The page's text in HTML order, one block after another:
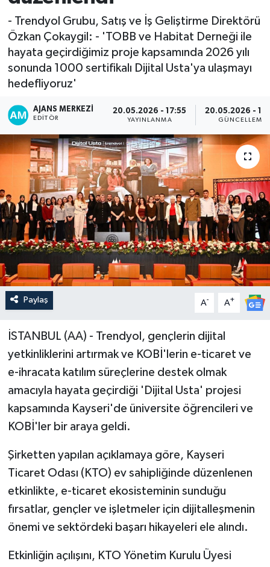
- Trendyol Grubu, Satış ve İş Geliştirme Direktörü
Özkan Çokaygil: - 'TOBB ve Habitat Derneği ile
hayata geçirdiğimiz proje kapsamında 2026 yılı
sonunda 1000 sertifikalı Dijital Usta'ya ulaşmayı
hedefliyoruz'
AJANS MERKEZI
EDITÖR
20.05.2026 - 17:55
YAYINLANMA
20.05.2026 -
GÜNCELLEME
Paylaş A- A+
İSTANBUL (AA) - Trendyol, gençlerin dijital
yetkinliklerini artırmak ve KOBİ'lerin e-ticaret ve
e-ihracata katılım süreçlerine destek olmak
amacıyla hayata geçirdiği 'Dijital Usta' projesi
kapsamında Kayseri'de üniversite öğrencileri ve
KOBİ'ler bir araya geldi.
Şirketten yapılan açıklamaya göre, Kayseri
Ticaret Odası (KTO) ev sahipliğinde düzenlenen
etkinlikte, e-ticaret ekosisteminin sunduğu
fırsatlar, gençler ve işletmeler için dijitalleşmenin
önemi ve sektördeki başarı hikayeleri ele alındı.
Etkinliğin açılışını, KTO Yönetim Kurulu Üyesi